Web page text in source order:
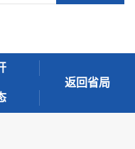
返回省局